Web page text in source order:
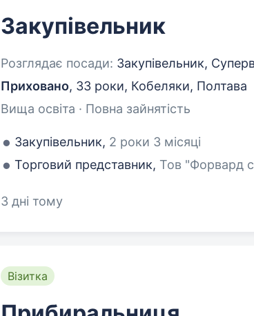
Закупівельник
Розглядає посади: Закупівельник,
Приховано, 33 роки, Кобеляки, Полтава
Вища освіта · Повна зайнятість
Закупівельник, 2 роки 3 місяці
Торговий представник, Тов "Форвард
3 дні тому
Візитка